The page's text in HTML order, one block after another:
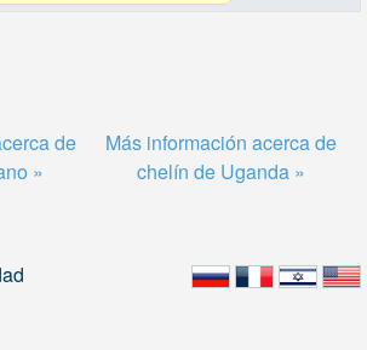
de
»
Más información acerca de
chelín de Uganda »